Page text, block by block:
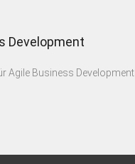
Development
Agile Business Development